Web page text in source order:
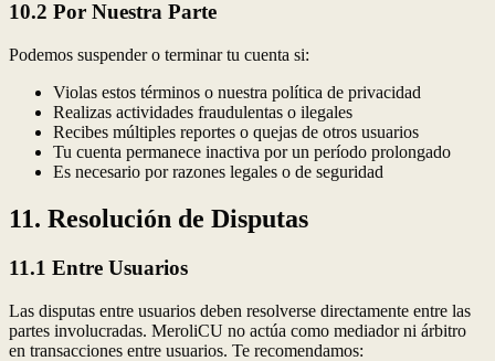
10.2 Por Nuestra Parte
Podemos suspender o terminar tu cuenta si:
Violas estos términos o nuestra política de privacidad
Realizas actividades fraudulentas o ilegales
Recibes múltiples reportes o quejas de otros usuarios
Tu cuenta permanece inactiva por un período prolongado
Es necesario por razones legales o de seguridad
11. Resolución de Disputas
11.1 Entre Usuarios
Las disputas entre usuarios deben resolverse directamente entre las
partes involucradas. MeroliCU no actúa como mediador ni árbitro
en transacciones entre usuarios. Te recomendamos: